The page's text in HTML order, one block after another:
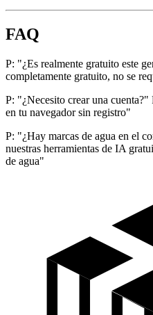
FAQ
P: "¿Es realmente gratuito este
completamente gratuito, no se
P: "¿Necesito crear una
en tu navegador sin registro"
P: "¿Hay marcas de agua en el
nuestras herramientas de IA
de agua"